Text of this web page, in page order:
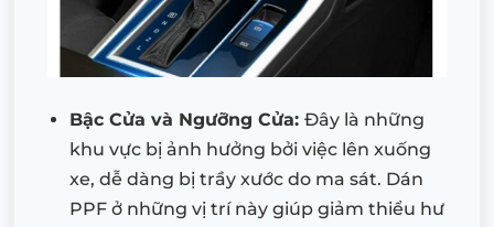
Bậc Cửa và Ngưỡng Cửa: Đây là những
khu vực bị ảnh hưởng bởi việc lên xuống
xe, dễ dàng bị trầy xước do ma sát. Dán
PPF ở những vị trí này giúp giảm thiểu hư